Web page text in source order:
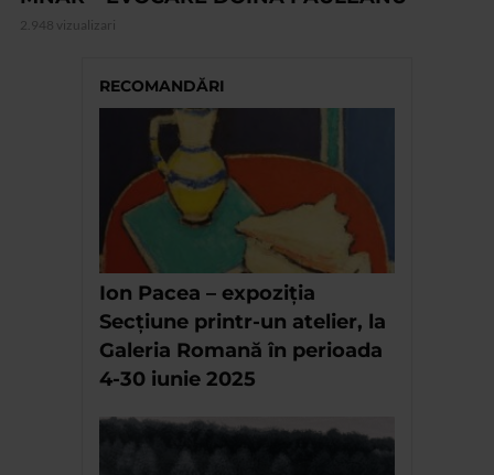
2.948 vizualizari
RECOMANDĂRI
Ion Pacea – expoziția
Secțiune printr-un atelier, la
Galeria Romană în perioada
4-30 iunie 2025